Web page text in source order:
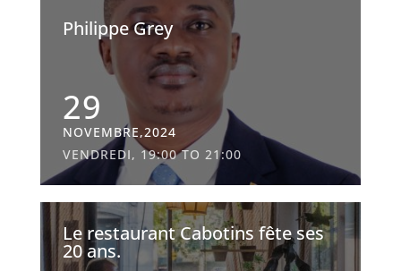
Philippe Grey
29
NOVEMBRE,2024
VENDREDI, 19:00 TO 21:00
Le restaurant Cabotins fête ses
20 ans.